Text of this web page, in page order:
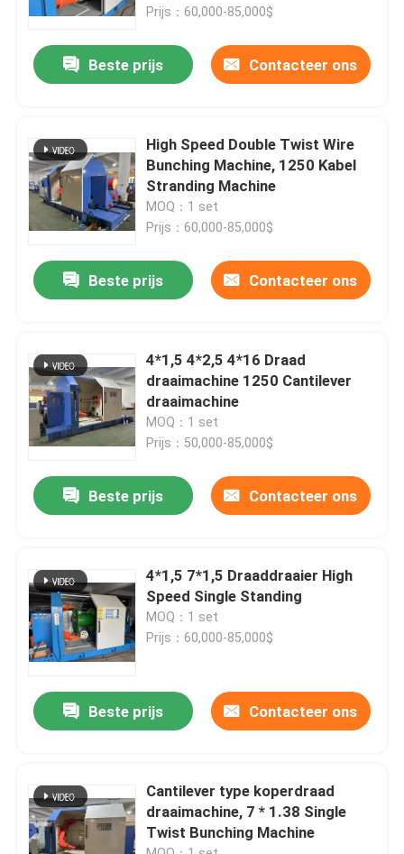
Producten
Video's
Over ons
Kwaliteitscontrole
Vraag een offerte
Cable Extruder Machine
Draadtrekkers
Prijs：60,000-85,000$
Beste prijs Contacteer ons
High Speed Double Twist Wire
Bunching Machine, 1250 Kabel
Stranding Machine
MOQ：1 set
Prijs：60,000-85,000$
Beste prijs Contacteer ons
4*1,5 4*2,5 4*16 Draad
draaimachine 1250 Cantilever
draaimachine
MOQ：1 set
Prijs：50,000-85,000$
Beste prijs Contacteer ons
4*1,5 7*1,5 Draaddraaier High
Speed Single Standing
MOQ：1 set
Prijs：60,000-85,000$
Beste prijs Contacteer ons
Cantilever type koperdraad
draaimachine, 7 * 1.38 Single
Twist Bunching Machine